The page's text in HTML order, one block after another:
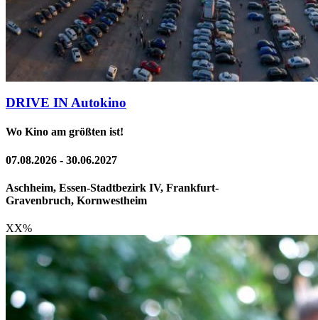
DRIVE IN Autokino
Wo Kino am größten ist!
07.08.2026 - 30.06.2027
Aschheim, Essen-Stadtbezirk IV, Frankfurt-
Gravenbruch, Kornwestheim
XX%